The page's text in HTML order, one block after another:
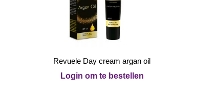
Revuele Day cream argan oil
Login om te bestellen